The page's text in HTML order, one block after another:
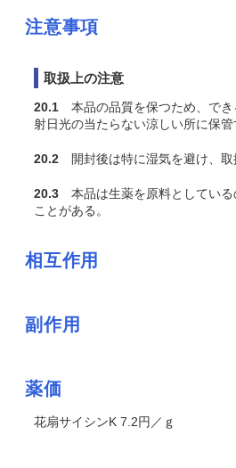
注意事項
取扱上の注意
20.1 本品の品質を保つため、でき
射日光の当たらない涼しい所に保管
20.2 開封後は特に湿気を避け、取
20.3 本品は生薬を原料としている
ことがある。
相互作用
副作用
薬価
花扇サイシンK 7.2円／ｇ